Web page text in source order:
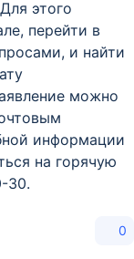
этого
перейти в
и найти
можно
информации
на горячую
30.
0